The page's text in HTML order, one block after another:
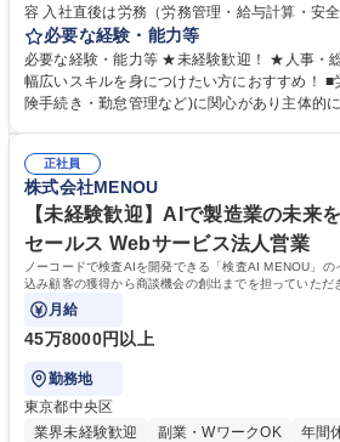
容 入社直後は労務（労務管理・給与計算・安
任せいたします。将来は総務・採用・教育業務
営を支えるゼネラリストをめざせます。 ・初期業務：労働時間管理、給与
計算、社会保険対応、福利厚生管理、安全衛
します。ご経験に応じて、休職者管理など、幅
幅広く経験を積みたい意欲がある方に最適な環境です。 募
務・人事】未経験歓迎/日立グループ/組織運営
指す
必要な経験・能力等
必要な経験・能力等 ★未経験歓迎！ ★人事・
幅広いスキルを身につけたい方におすすめ！ ■労務管理(給与計算・社会保
険手続き・勤怠管理など)に関心があり主体的
のご経験 ■労務管理（給与計算・社会保険手続
■衛生管理者の資格をお持ちの方 学歴・資格 学歴：大学院 大学 高専 短大
専修学校 高校 語学力： 資格：
正社員
株式会社MENOU
【未経験歓迎】AIで製造業の未来
セールス Webサービス法人営業
ノーコードで検査AIを開発できる「検査AI MENOU」の
込み顧客の獲得から商談機会の創出までを担っていただ
ルドセールスをつなぐ役割として、
月給
45万8000円以上
勤務地
東京都中央区
業界未経験歓迎
副業・WワークOK
年間